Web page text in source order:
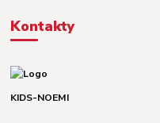
Kontakty
KIDS-NOEMI